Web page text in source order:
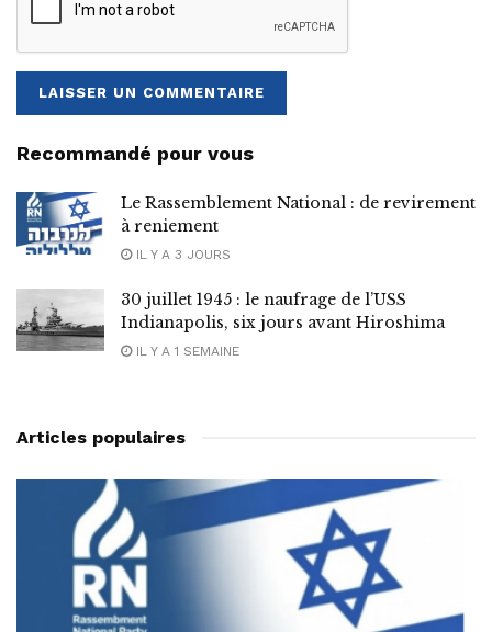
Recommandé pour vous
Le Rassemblement National : de revirement
à reniement
IL Y A 3 JOURS
30 juillet 1945 : le naufrage de l’USS
Indianapolis, six jours avant Hiroshima
IL Y A 1 SEMAINE
Articles populaires